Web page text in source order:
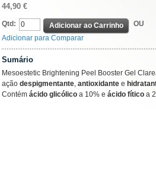
44,90 €
Qtd: Adicionar ao Carrinho
OU
Adicionar para Comparar
Sumário
Mesoestetic Brightening Peel Booster Gel
ação despigmentante, antioxidante e
Contém ácido glicólico a 10% e ácido fítico a